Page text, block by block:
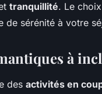
tranquillité. Le
de sérénité à votre
à
des activités en